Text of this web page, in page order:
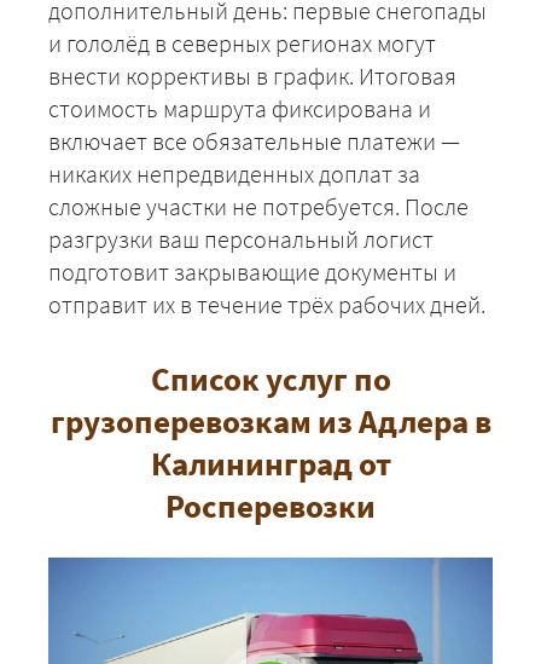
дополнительный день: первые снегопады
и гололёд в северных регионах могут
внести коррективы в график. Итоговая
стоимость маршрута фиксирована и
включает все обязательные платежи —
никаких непредвиденных доплат за
сложные участки не потребуется. После
разгрузки ваш персональный логист
подготовит закрывающие документы и
отправит их в течение трёх рабочих дней.
Список услуг по
грузоперевозкам из Адлера в
Калининград от
Росперевозки
ЗАКАЗАТЬ